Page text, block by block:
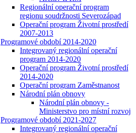
Regionální operační program
regionu soudržnosti Severozápad
Operační program Životní prostředí
2007-2013
Programové období 2014-2020
Integrovaný regionální operační
program 2014-2020
Operační program Životní prostředí
2014-2020
Operační program Zaměstnanost
Národní plán obnovy
Národní plán obnovy -
Ministerstvo pro místní rozvoj
Programové období 2021-2027
Integrovaný regionální operační